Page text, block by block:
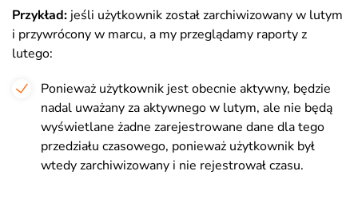
Przykład: jeśli użytkownik został zarchiwizowany w lutym
i przywrócony w marcu, a my przeglądamy raporty z
lutego:
Ponieważ użytkownik jest obecnie aktywny, będzie
nadal uważany za aktywnego w lutym, ale nie będą
wyświetlane żadne zarejestrowane dane dla tego
przedziału czasowego, ponieważ użytkownik był
wtedy zarchiwizowany i nie rejestrował czasu.